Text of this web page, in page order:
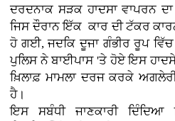
ਦਰਦਨਾਕ ਸੜਕ ਹਾਦਸਾ ਵਾਪਰਨ
ਜਿਸ ਦੌਰਾਨ ਇੱਕ ਕਾਰ ਦੀ ਟੱਕਰ
ਹੋ ਗਈ, ਜਦਕਿ ਦੂਜਾ ਗੰਭੀਰ ਰੂਪ ਵਿੱਚ
ਪੁਲਿਸ ਨੇ ਬਾਈਪਾਸ 'ਤੇ ਹੋਏ ਇਸ
ਖ਼ਿਲਾਫ਼ ਮਾਮਲਾ ਦਰਜ ਕਰਕੇ
ਹੈ।
ਇਸ ਸਬੰਧੀ ਜਾਣਕਾਰੀ